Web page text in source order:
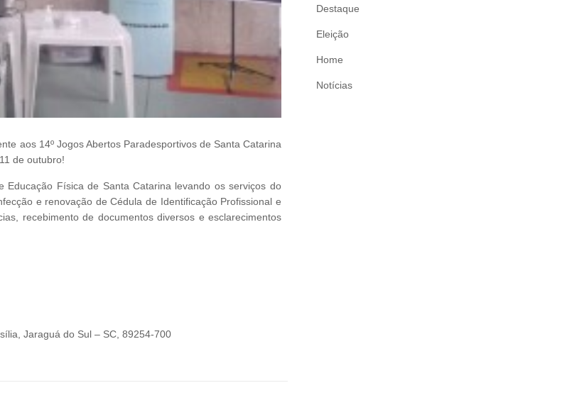
aos 14º Jogos Abertos Paradesportivos de Santa Catarina
de outubro!
Física de Santa Catarina levando os serviços do
e renovação de Cédula de Identificação Profissional e
recebimento de documentos diversos e esclarecimentos
Jaraguá do Sul – SC, 89254-700
Destaque
Eleição
Home
Notícias